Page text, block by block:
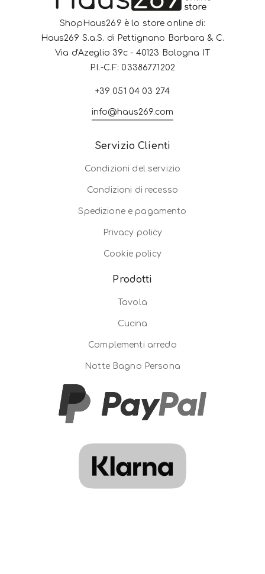
ShopHaus269 è lo store online di:
Haus269 S.a.S. di Pettignano Barbara & C.
Via d'Azeglio 39c - 40123 Bologna IT
P.I.-C.F: 03386771202
+39 051 04 03 274
info@haus269.com
Servizio Clienti
Condizioni del servizio
Condizioni di recesso
Spedizione e pagamento
Privacy policy
Cookie policy
Prodotti
Tavola
Cucina
Complementi arredo
Notte Bagno Persona